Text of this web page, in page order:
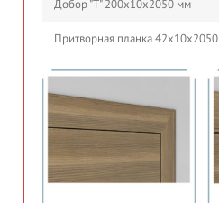
Добор "Т" 200х10х2050 мм
Притворная планка 42х10х2050